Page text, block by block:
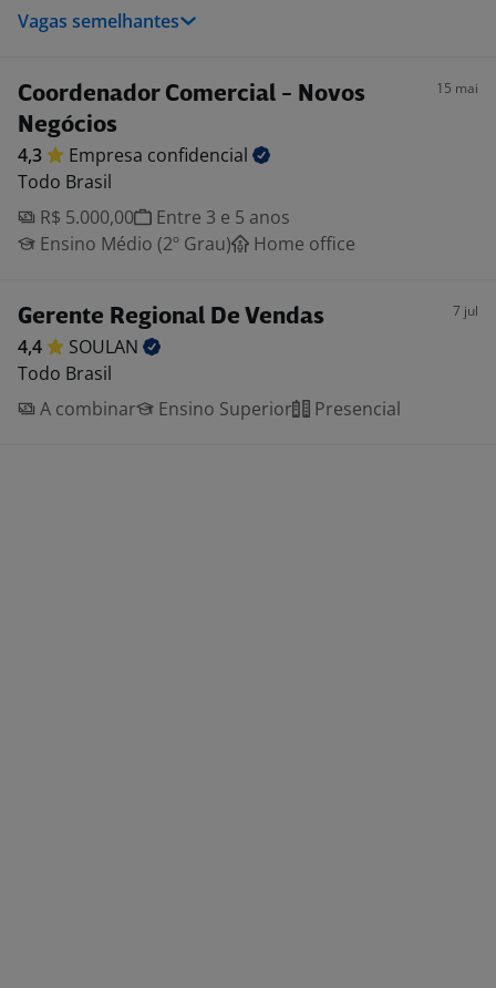
Vagas semelhantes
Coordenador Comercial - Novos
Negócios
15 mai
4,3 Empresa confidencial
Todo Brasil
R$ 5.000,00
Entre 3 e 5 anos
Ensino Médio (2º Grau)
Home office
Gerente Regional De Vendas 7 jul
4,4
SOULAN
Todo Brasil
A combinar
Ensino Superior Presencial